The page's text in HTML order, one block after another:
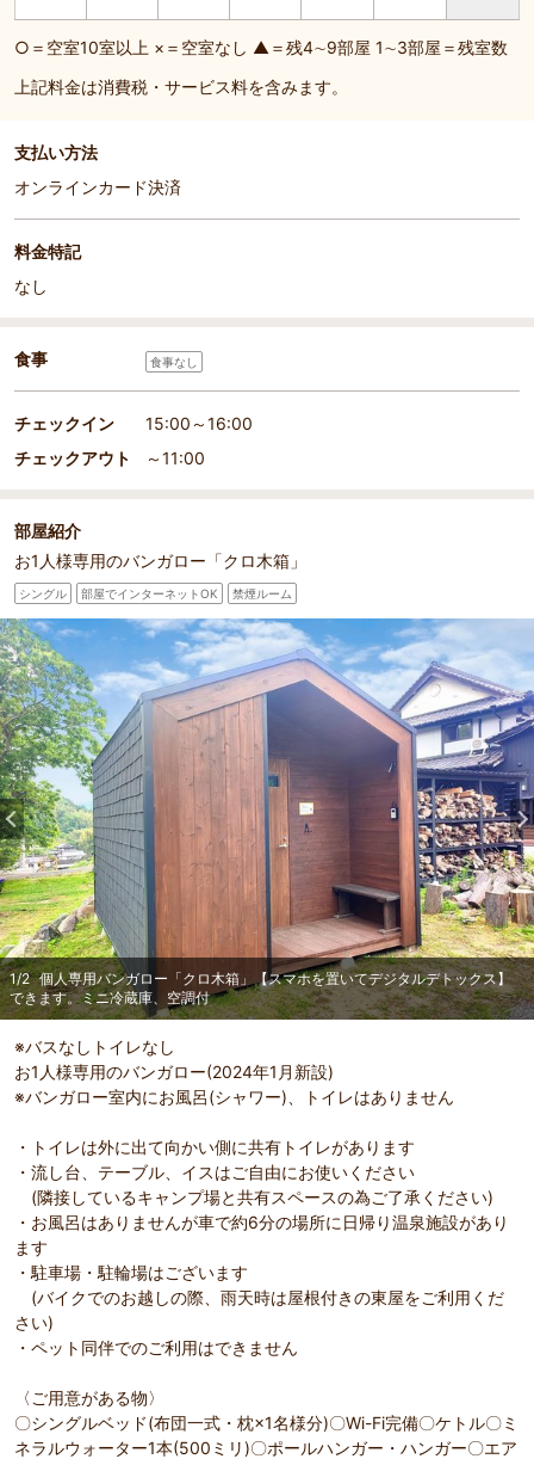
○＝空室10室以上 ×＝空室なし ▲＝残4∼9部屋 1∼3部屋＝残室数
上記料金は消費税・サービス料を含みます。
支払い方法
オンラインカード決済
料金特記
なし
食事 食事なし
チェックイン
15:00～16:00
チェックアウト
～11:00
部屋紹介
お1人様専用のバンガロー「クロ木箱」
シングル 部屋でインターネットOK 禁煙ルーム
1/2 個人専用バンガロー「クロ木箱」【スマホを置いてデジタルデトックス】
できます。ミニ冷蔵庫、空調付
※バスなしトイレなし
お1人様専用のバンガロー(2024年1月新設)
※バンガロー室内にお風呂(シャワー)、トイレはありません
・トイレは外に出て向かい側に共有トイレがあります
・流し台、テーブル、イスはご自由にお使いください
(隣接しているキャンプ場と共有スペースの為ご了承ください)
・お風呂はありませんが車で約6分の場所に日帰り温泉施設があり
ます
・駐車場・駐輪場はございます
(バイクでのお越しの際、雨天時は屋根付きの東屋をご利用くだ
さい)
・ペット同伴でのご利用はできません
〈ご用意がある物〉
〇シングルベッド(布団一式・枕×1名様分)〇Wi-Fi完備〇ケトル〇ミ
ネラルウォーター1本(500ミリ)〇ポールハンガー・ハンガー〇エア